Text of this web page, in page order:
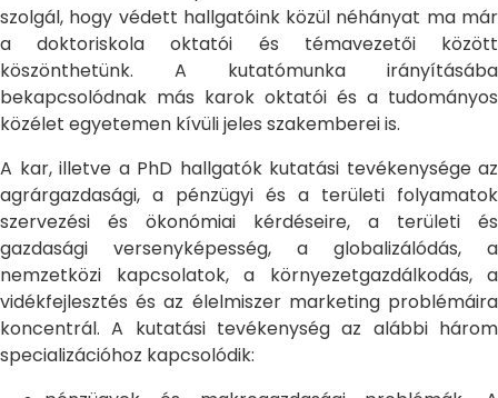
szolgál, hogy védett hallgatóink közül néhányat ma már
a doktoriskola oktatói és témavezetői között
köszönthetünk. A kutatómunka irányításába
bekapcsolódnak más karok oktatói és a tudományos
közélet egyetemen kívüli jeles szakemberei is.
A kar, illetve a PhD hallgatók kutatási tevékenysége az
agrárgazdasági, a pénzügyi és a területi folyamatok
szervezési és ökonómiai kérdéseire, a területi és
gazdasági versenyképesség, a globalizálódás, a
nemzetközi kapcsolatok, a környezetgazdálkodás, a
vidékfejlesztés és az élelmiszer marketing problémáira
koncentrál. A kutatási tevékenység az alábbi három
specializációhoz kapcsolódik: